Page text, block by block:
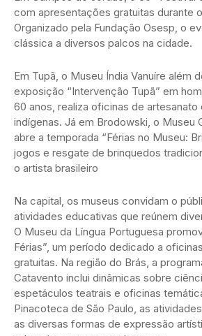
com apresentações gratuitas durante
Organizado pela Fundação Osesp, o
clássica a diversos palcos na cidade.
Em Tupã, o Museu Índia Vanuíre além
exposição “Intervenção Tupã” em
60 anos, realiza oficinas de artesanato
indígenas. Já em Brodowski, o Museu
abre a temporada “Férias no Museu:
jogos e resgate de brinquedos
o artista brasileiro
Na capital, os museus convidam o
atividades educativas que reúnem
O Museu da Língua Portuguesa
Férias”, um período dedicado a
gratuitas. Na região do Brás, a
Catavento inclui dinâmicas sobre
espetáculos teatrais e oficinas
Pinacoteca de São Paulo, as
as diversas formas de expressão